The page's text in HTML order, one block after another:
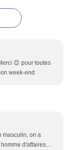
😊 pour toutes
week-end
masculin, on a
d'affaires....